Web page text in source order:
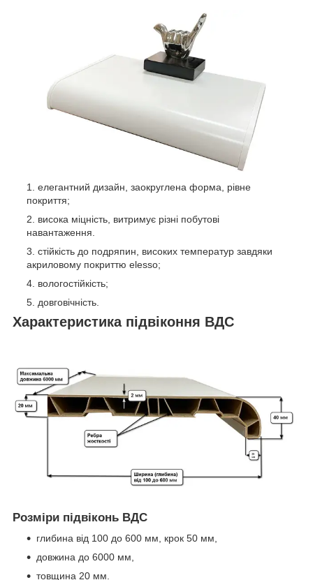
елегантний дизайн, заокруглена форма, рівне
покриття;
висока міцність, витримує різні побутові
навантаження.
стійкість до подряпин, високих температур завдяки
акриловому покриттю elesso;
вологостійкість;
довговічність.
Характеристика підвіконня ВДС
Розміри підвіконь ВДС
глибина від 100 до 600 мм, крок 50 мм,
довжина до 6000 мм,
товщина 20 мм.